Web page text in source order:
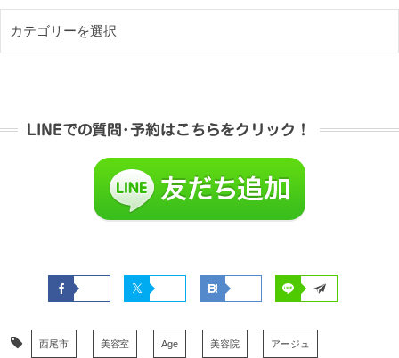
LINEでの質問･予約はこちらをクリック！
西尾市 美容室 Age 美容院 アージュ